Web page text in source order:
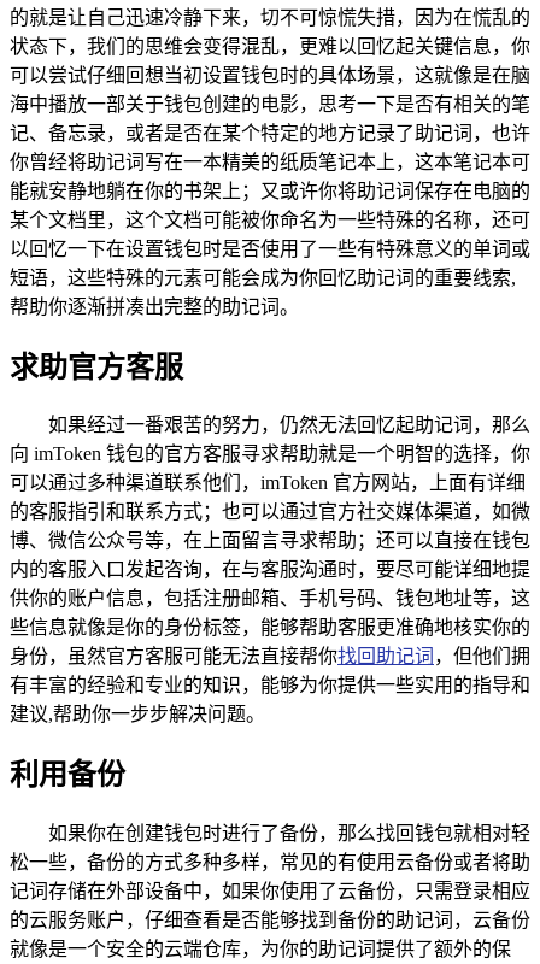
的就是让自己迅速冷静下来，切不可惊慌失措，因为在慌乱的
状态下，我们的思维会变得混乱，更难以回忆起关键信息，你
可以尝试仔细回想当初设置钱包时的具体场景，这就像是在脑
海中播放一部关于钱包创建的电影，思考一下是否有相关的笔
记、备忘录，或者是否在某个特定的地方记录了助记词，也许
你曾经将助记词写在一本精美的纸质笔记本上，这本笔记本可
能就安静地躺在你的书架上；又或许你将助记词保存在电脑的
某个文档里，这个文档可能被你命名为一些特殊的名称，还可
以回忆一下在设置钱包时是否使用了一些有特殊意义的单词或
短语，这些特殊的元素可能会成为你回忆助记词的重要线索,
帮助你逐渐拼凑出完整的助记词。
求助官方客服
如果经过一番艰苦的努力，仍然无法回忆起助记词，那么
向 imToken 钱包的官方客服寻求帮助就是一个明智的选择，你
可以通过多种渠道联系他们，imToken 官方网站，上面有详细
的客服指引和联系方式；也可以通过官方社交媒体渠道，如微
博、微信公众号等，在上面留言寻求帮助；还可以直接在钱包
内的客服入口发起咨询，在与客服沟通时，要尽可能详细地提
供你的账户信息，包括注册邮箱、手机号码、钱包地址等，这
些信息就像是你的身份标签，能够帮助客服更准确地核实你的
身份，虽然官方客服可能无法直接帮你找回助记词 ，但他们拥
有丰富的经验和专业的知识，能够为你提供一些实用的指导和
建议,帮助你一步步解决问题。
利用备份
如果你在创建钱包时进行了备份，那么找回钱包就相对轻
松一些，备份的方式多种多样，常见的有使用云备份或者将助
记词存储在外部设备中，如果你使用了云备份，只需登录相应
的云服务账户，仔细查看是否能够找到备份的助记词，云备份
就像是一个安全的云端仓库，为你的助记词提供了额外的保